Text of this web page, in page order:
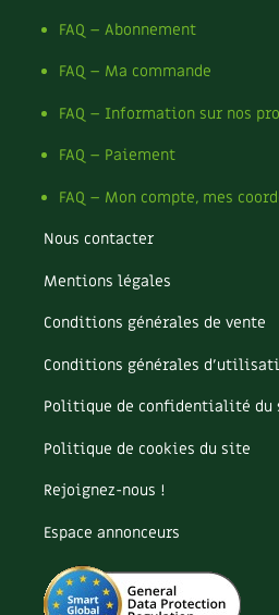
Décoration et petit bricolage
Santé et bien-être
Société et alternatives
Vivre l’écologie
Protéger la nature
Enfants
Actions pour la planète
Les 4 saisons
Archives
FAQ – Abonnement
FAQ – Ma commande
FAQ – Information sur nos
FAQ – Paiement
FAQ – Mon compte, mes
Nous contacter
Mentions légales
Conditions générales de vente
Conditions générales
Politique de confidentialité du
Politique de cookies du site
Rejoignez-nous !
Espace annonceurs